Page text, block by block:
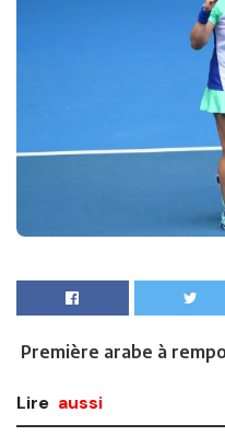
Première arabe à
Lire aussi